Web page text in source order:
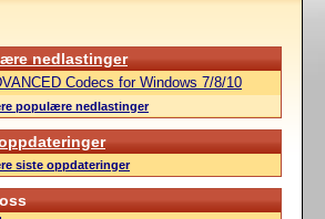
nedlastinger
Codecs for Windows 7/8/10
populære nedlastinger
siste oppdateringer